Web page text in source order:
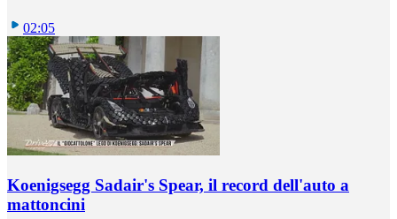
02:05
Koenigsegg Sadair's Spear, il record dell'auto a
mattoncini